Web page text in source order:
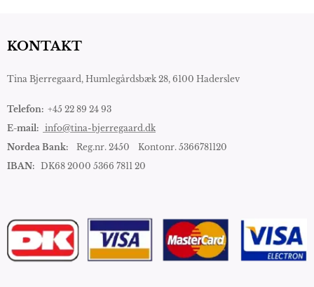
KONTAKT
Tina Bjerregaard, Humlegårdsbæk 28, 6100 Haderslev
Telefon: +45 22 89 24 93
E-mail: info@tina-bjerregaard.dk
Nordea Bank:
Reg.nr. 2450 Kontonr. 5366781120
IBAN: DK68 2000 5366 7811 20